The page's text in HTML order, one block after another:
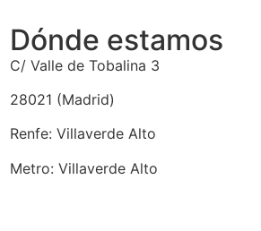
Dónde estamos
C/ Valle de Tobalina 3
28021 (Madrid)
Renfe: Villaverde Alto
Metro: Villaverde Alto